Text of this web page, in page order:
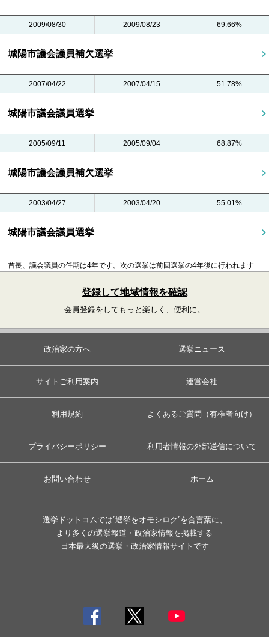
2009/08/30 2009/08/23 69.66%
城陽市議会議員補欠選挙
2007/04/22 2007/04/15 51.78%
城陽市議会議員選挙
2005/09/11 2005/09/04 68.87%
城陽市議会議員補欠選挙
2003/04/27 2003/04/20 55.01%
城陽市議会議員選挙
首長、議会議員の任期は4年です。 次の選挙は前回選挙の4年後に行われます
登録して地域情報を確認
会員登録をしてもっと楽しく、便利に。
政治家の方へ 選挙ニュース
サイトご利用案内 運営会社
利用規約 よくあるご質問（有権者向け）
プライバシーポリシー 利用者情報の外部送信について
お問い合わせ ホーム
選挙ドットコムでは”選挙をオモシロク”を合言葉に、
より多くの選挙報道・政治家情報を掲載する
日本最大級の選挙・政治家情報サイトです